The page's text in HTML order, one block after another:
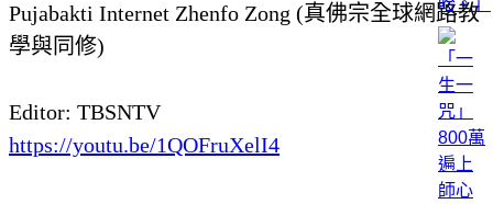
Pujabakti Internet Zhenfo Zong (真佛宗全球網路教
學與同修)
Editor: TBSNTV
https://youtu.be/1QOFruXelI4